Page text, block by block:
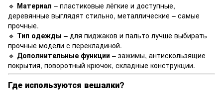
🔹 Материал – пластиковые лёгкие и доступные,
деревянные выглядят стильно, металлические – самые
прочные.
🔹 Тип одежды – для пиджаков и пальто лучше выбирать
прочные модели с перекладиной.
🔹 Дополнительные функции – зажимы, антискользящие
покрытия, поворотный крючок, складные конструкции.
Где используются вешалки?